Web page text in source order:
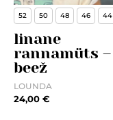
52 50 48 46 44
linane
rannamüts –
beež
LOUNDA
24,00 €